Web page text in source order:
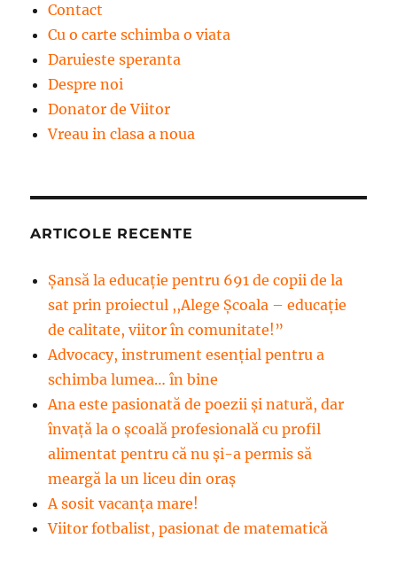
Contact
Cu o carte schimba o viata
Daruieste speranta
Despre noi
Donator de Viitor
Vreau in clasa a noua
ARTICOLE RECENTE
Șansă la educație pentru 691 de copii de la
sat prin proiectul ,,Alege Școala – educație
de calitate, viitor în comunitate!”
Advocacy, instrument esenţial pentru a
schimba lumea… în bine
Ana este pasionată de poezii și natură, dar
învață la o școală profesională cu profil
alimentat pentru că nu și-a permis să
meargă la un liceu din oraș
A sosit vacanța mare!
Viitor fotbalist, pasionat de matematică